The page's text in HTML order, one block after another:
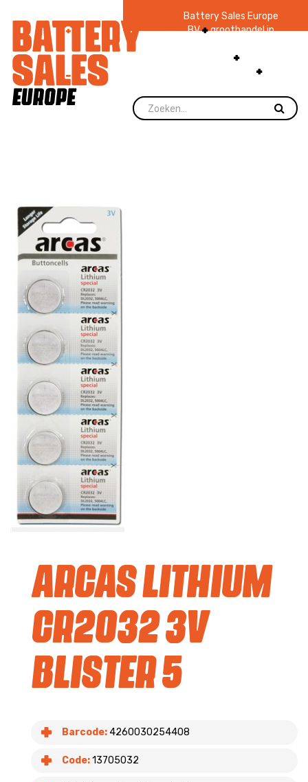
Battery Sales Europe
BV groothandel in
zaklampen Ruim 48
jaar ervaring
voorraad.
Arcas Lithium
CR2032 3V
blister 5
Barcode:4260030254408
Code:13705032